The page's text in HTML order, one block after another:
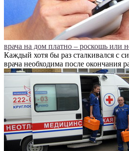
врача на дом платно – роскошь или
Каждый хотя бы раз сталкивался с
врача необходима после окончания